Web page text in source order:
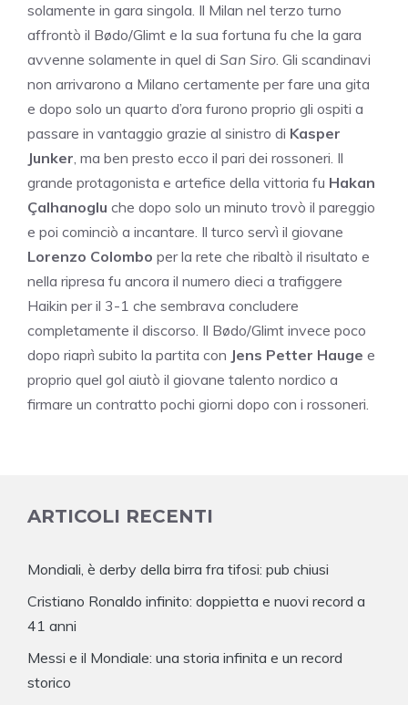
solamente in gara singola. Il Milan nel terzo turno
affrontò il Bødo/Glimt e la sua fortuna fu che la gara
avvenne solamente in quel di San Siro. Gli scandinavi
non arrivarono a Milano certamente per fare una gita
e dopo solo un quarto d’ora furono proprio gli ospiti a
passare in vantaggio grazie al sinistro di Kasper
Junker, ma ben presto ecco il pari dei rossoneri. Il
grande protagonista e artefice della vittoria fu Hakan
Çalhanoglu che dopo solo un minuto trovò il pareggio
e poi cominciò a incantare. Il turco servì il giovane
Lorenzo Colombo per la rete che ribaltò il risultato e
nella ripresa fu ancora il numero dieci a trafiggere
Haikin per il 3-1 che sembrava concludere
completamente il discorso. Il Bødo/Glimt invece poco
dopo riaprì subito la partita con Jens Petter Hauge e
proprio quel gol aiutò il giovane talento nordico a
firmare un contratto pochi giorni dopo con i rossoneri.
ARTICOLI RECENTI
Mondiali, è derby della birra fra tifosi: pub chiusi
Cristiano Ronaldo infinito: doppietta e nuovi record a
41 anni
Messi e il Mondiale: una storia infinita e un record
storico